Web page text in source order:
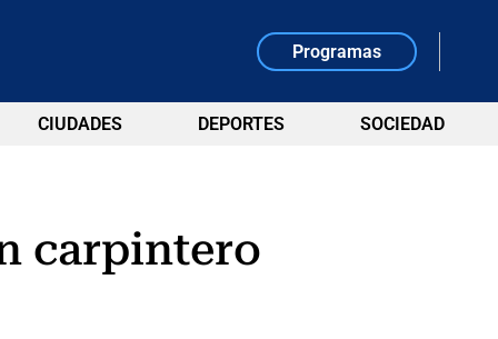
Programas
CIUDADES DEPORTES SOCIEDAD
carpintero